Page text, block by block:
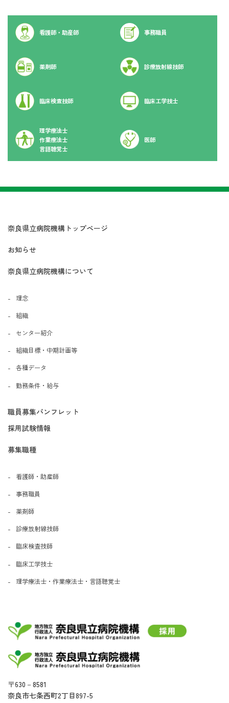
看護師・助産師 事務職員
薬剤師 診療放射線技師
臨床検査技師 臨床工学技士
理学療法士
作業療法士
言語聴覚士
医師
奈良県立病院機構トップページ
お知らせ
奈良県立病院機構について
理念
組織
センター紹介
組織目標・中期計画等
各種データ
勤務条件・給与
職員募集パンフレット
採用試験情報
募集職種
看護師・助産師
事務職員
薬剤師
診療放射線技師
臨床検査技師
臨床工学技士
理学療法士・作業療法士・言語聴覚士
〒630－8581
奈良市七条西町2丁目897-5